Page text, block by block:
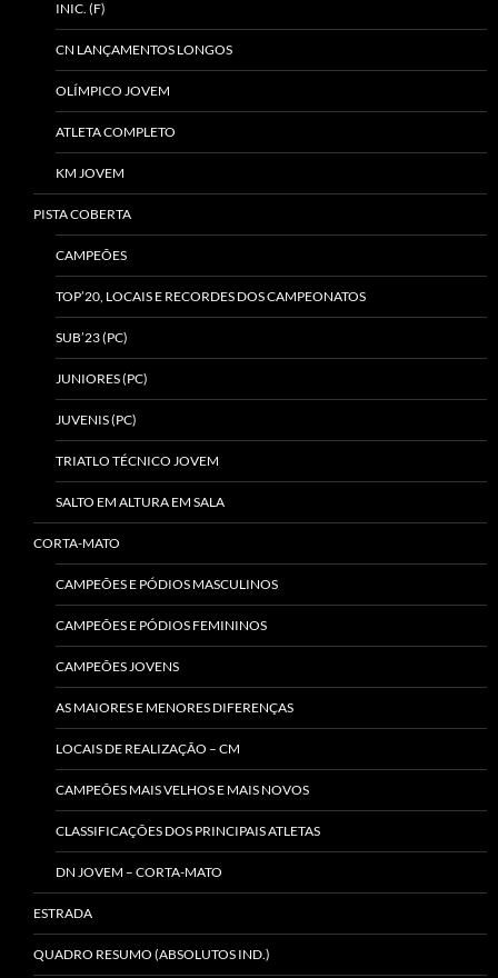
INIC. (F)
CN LANÇAMENTOS LONGOS
OLÍMPICO JOVEM
ATLETA COMPLETO
KM JOVEM
PISTA COBERTA
CAMPEÕES
TOP’20, LOCAIS E RECORDES DOS CAMPEONATOS
SUB’23 (PC)
JUNIORES (PC)
JUVENIS (PC)
TRIATLO TÉCNICO JOVEM
SALTO EM ALTURA EM SALA
CORTA-MATO
CAMPEÕES E PÓDIOS MASCULINOS
CAMPEÕES E PÓDIOS FEMININOS
CAMPEÕES JOVENS
AS MAIORES E MENORES DIFERENÇAS
LOCAIS DE REALIZAÇÃO – CM
CAMPEÕES MAIS VELHOS E MAIS NOVOS
CLASSIFICAÇÕES DOS PRINCIPAIS ATLETAS
DN JOVEM – CORTA-MATO
ESTRADA
QUADRO RESUMO (ABSOLUTOS IND.)